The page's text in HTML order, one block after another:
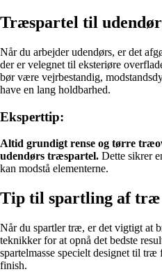
Træspartel til
Når du arbejder udendørs, er det
der er velegnet til eksteriøre
bør være vejrbestandig,
have en lang holdbarhed.
Eksperttip:
Altid grundigt rense og tørre
udendørs træspartel. Dette sikrer
kan modstå elementerne.
Tip til spartling af træ
Når du spartler træ, er det vigtigt at
teknikker for at opnå det bedste
spartelmasse specielt designet til
finish.